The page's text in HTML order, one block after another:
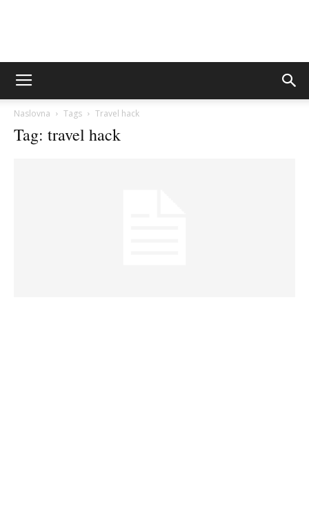
Sito&Rešeto
Naslovna Tags Travel hack
Tag: travel hack